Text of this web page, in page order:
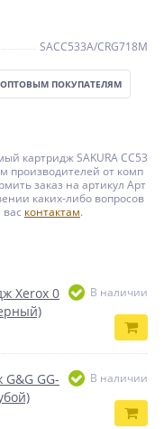
SACC533A/CRG718M
ОПТОВЫМ ПОКУПАТЕЛЯМ
картридж SAKURA CC53
производителей от комп
заказ на артикул Арт
каких-либо вопросов
контактам.
Xerox 0
В наличии
GG-
В наличии